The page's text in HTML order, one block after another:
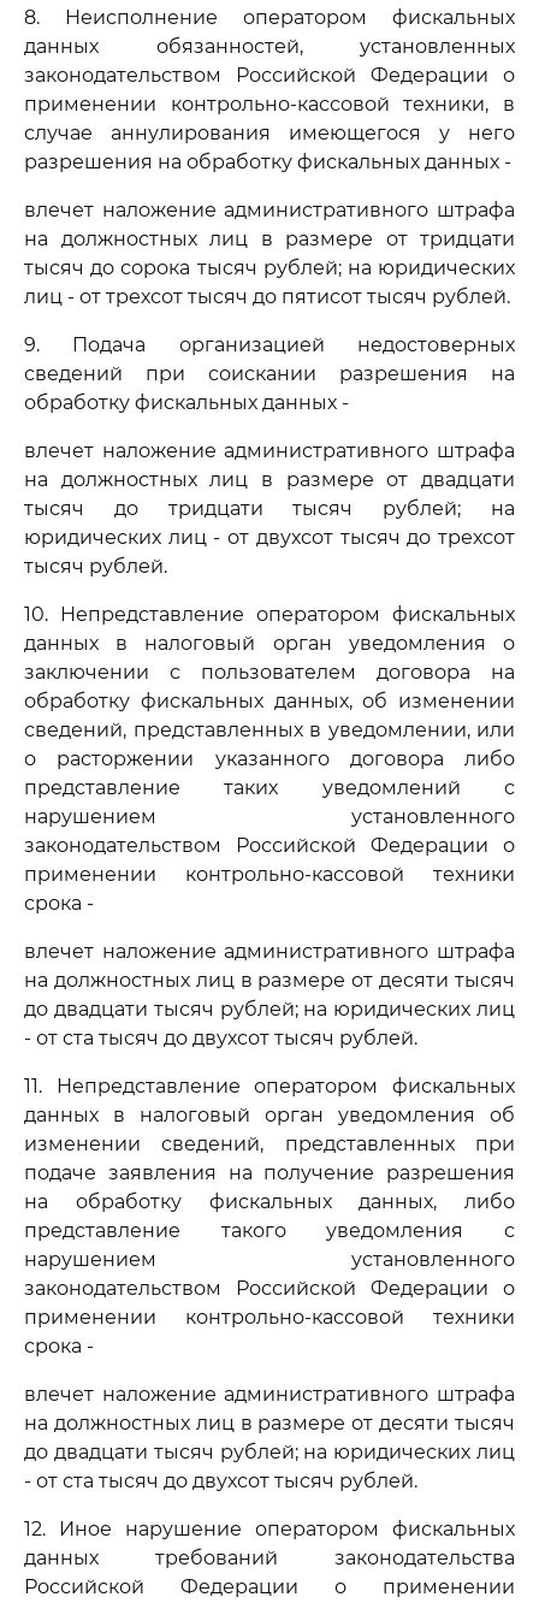
8. Неисполнение оператором фискальных
данных обязанностей, установленных
законодательством Российской Федерации о
применении контрольно-кассовой техники, в
случае аннулирования имеющегося у него
разрешения на обработку фискальных данных -
влечет наложение административного штрафа
на должностных лиц в размере от тридцати
тысяч до сорока тысяч рублей; на юридических
лиц - от трехсот тысяч до пятисот тысяч рублей.
9. Подача организацией недостоверных
сведений при соискании разрешения на
обработку фискальных данных -
влечет наложение административного штрафа
на должностных лиц в размере от двадцати
тысяч до тридцати тысяч рублей; на
юридических лиц - от двухсот тысяч до трехсот
тысяч рублей.
10. Непредставление оператором фискальных
данных в налоговый орган уведомления о
заключении с пользователем договора на
обработку фискальных данных, об изменении
сведений, представленных в уведомлении, или
о расторжении указанного договора либо
представление таких уведомлений с
нарушением установленного
законодательством Российской Федерации о
применении контрольно-кассовой техники
срока -
влечет наложение административного штрафа
на должностных лиц в размере от десяти тысяч
до двадцати тысяч рублей; на юридических лиц
- от ста тысяч до двухсот тысяч рублей.
11. Непредставление оператором фискальных
данных в налоговый орган уведомления об
изменении сведений, представленных при
подаче заявления на получение разрешения
на обработку фискальных данных, либо
представление такого уведомления с
нарушением установленного
законодательством Российской Федерации о
применении контрольно-кассовой техники
срока -
влечет наложение административного штрафа
на должностных лиц в размере от десяти тысяч
до двадцати тысяч рублей; на юридических лиц
- от ста тысяч до двухсот тысяч рублей.
12. Иное нарушение оператором фискальных
данных требований законодательства
Российской Федерации о применении